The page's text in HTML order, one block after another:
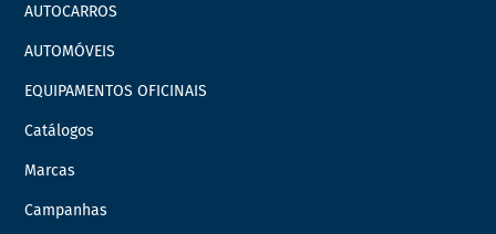
AUTOCARROS
AUTOMÓVEIS
EQUIPAMENTOS OFICINAIS
Catálogos
Marcas
Campanhas